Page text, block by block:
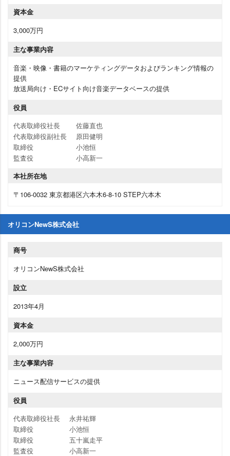
資本金
3,000万円
主な事業内容
音楽・映像・書籍のマーケティングデータおよびランキング情報の
提供
放送局向け・ECサイト向け音楽データベースの提供
役員
代表取締役社長
佐藤直也
代表取締役副社長
原田健明
取締役
小池恒
監査役
小高新一
本社所在地
〒106-0032 東京都港区六本木6-8-10 STEP六本木
オリコンNewS株式会社
商号
オリコンNewS株式会社
設立
2013年4月
資本金
2,000万円
主な事業内容
ニュース配信サービスの提供
役員
代表取締役社長
永井祐輝
取締役
小池恒
取締役
五十嵐走平
監査役
小高新一